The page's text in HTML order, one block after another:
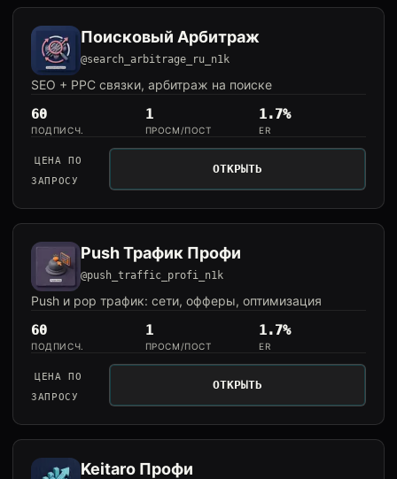
Поисковый Арбитраж
@search_arbitrage_ru_n1k
SEO + PPC связки, арбитраж на поиске
60
ПОДПИСЧ.
1
ПРОСМ/ПОСТ
1.7%
ER
ЦЕНА ПО
ЗАПРОСУ
ОТКРЫТЬ
Push Трафик Профи
@push_traffic_profi_n1k
Push и pop трафик: сети, офферы, оптимизация
60
ПОДПИСЧ.
1
ПРОСМ/ПОСТ
1.7%
ER
ЦЕНА ПО
ЗАПРОСУ
ОТКРЫТЬ
Keitaro Профи